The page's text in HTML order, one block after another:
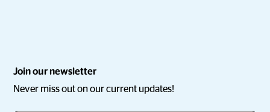
Join our newsletter
Never miss out on our current updates!